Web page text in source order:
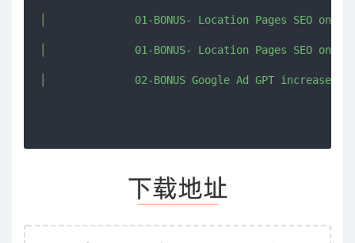
│              01-BONUS- Location Pages SEO on
│              01-BONUS- Location Pages SEO on